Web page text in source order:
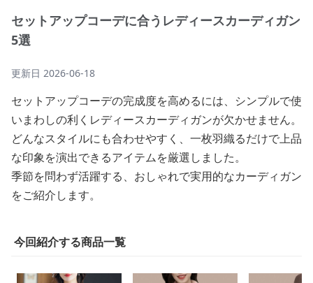
セットアップコーデに合うレディースカーディガン
5選
更新日 2026-06-18
セットアップコーデの完成度を高めるには、シンプルで使
いまわしの利くレディースカーディガンが欠かせません。
どんなスタイルにも合わせやすく、一枚羽織るだけで上品
な印象を演出できるアイテムを厳選しました。
季節を問わず活躍する、おしゃれで実用的なカーディガン
をご紹介します。
今回紹介する商品一覧